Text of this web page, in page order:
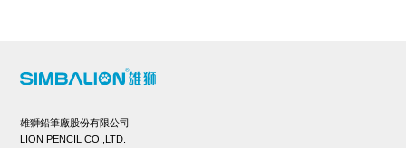
雄獅鉛筆廠股份有限公司
LION PENCIL CO.,LTD.